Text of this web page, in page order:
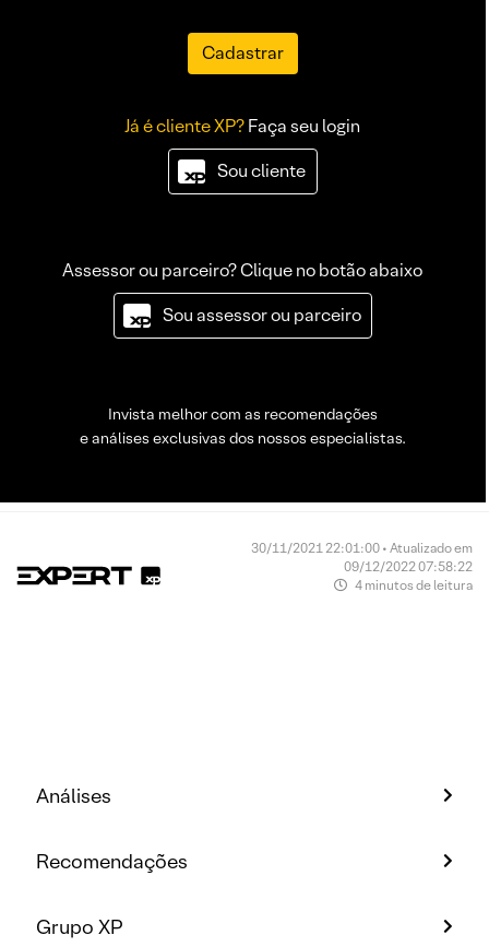
Cadastrar
Já é cliente XP?Faça seu login
Sou cliente
Assessor ou parceiro? Clique no botão abaixo
Sou assessor ou parceiro
Invista melhor com as recomendações
e análises exclusivas dos nossos especialistas.
30/11/2021 22:01:00 • Atualizado em
09/12/2022 07:58:22
4 minutos de leitura
Análises
Recomendações
Grupo XP